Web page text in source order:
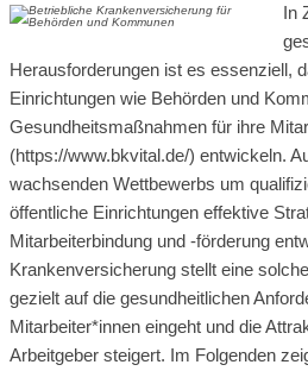
In
Herausforderungen ist es essenziell,
Einrichtungen wie Behörden und
Gesundheitsmaßnahmen für ihre
(https://www.bkvital.de/) entwickeln.
wachsenden Wettbewerbs um
öffentliche Einrichtungen effektive
Mitarbeiterbindung und -förderung
Krankenversicherung stellt eine
gezielt auf die gesundheitlichen
Mitarbeiter*innen eingeht und die
Arbeitgeber steigert. Im Folgenden